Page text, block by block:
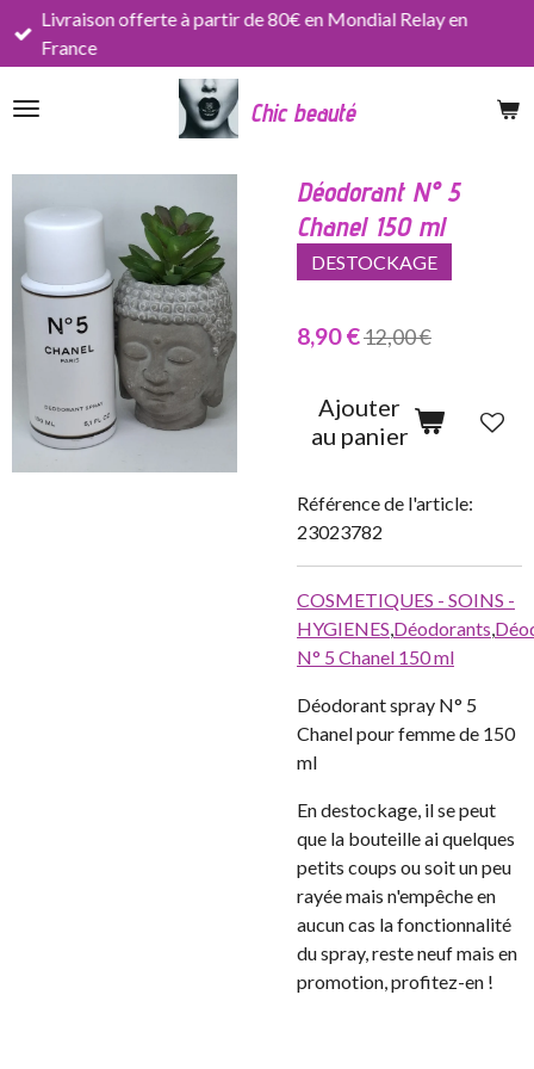
Passer
principal
Chic beauté
Livraison offerte à partir de 80€ en Mondial Relay en
France
Déodorant N° 5
Chanel 150 ml
DESTOCKAGE
8,90 €12,00 €
Ajouter
au panier
Référence de l'article:
23023782
COSMETIQUES - SOINS -
HYGIENES,Déodorants,
N° 5 Chanel 150 ml
Déodorant spray N° 5
Chanel pour femme de 150
ml
En destockage, il se peut
que la bouteille ai quelques
petits coups ou soit un peu
rayée mais n'empêche en
aucun cas la fonctionnalité
du spray, reste neuf mais en
promotion, profitez-en !